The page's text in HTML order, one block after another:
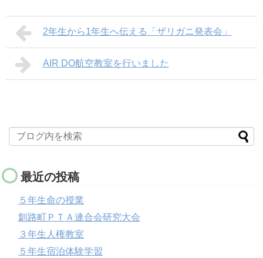
2年生から1年生へ伝える「ザリガニ発表会」
AIR DO航空教室を行いました
最近の投稿
５年生命の授業
釧路町ＰＴＡ連合会研究大会
３年生人権教室
５年生宿泊体験学習